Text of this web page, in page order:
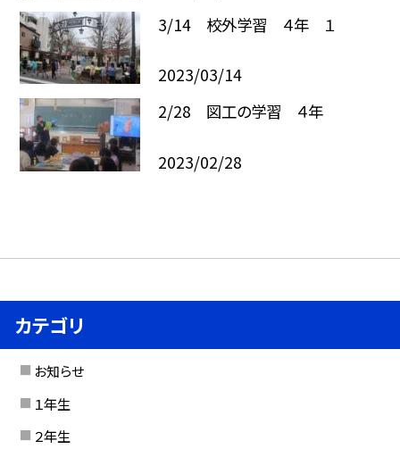
3/14 校外学習 ４年 １
2023/03/14
2/28 図工の学習 ４年
2023/02/28
カテゴリ
お知らせ
１年生
２年生